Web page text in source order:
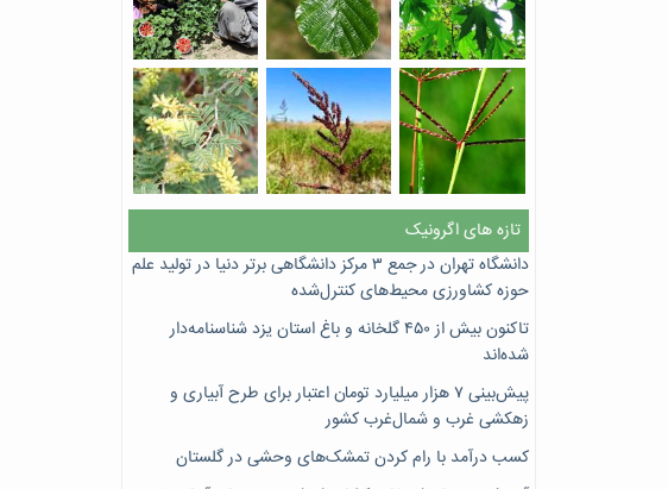
تازه های اگرونیک
دانشگاه تهران در جمع ۳ مرکز دانشگاهی برتر دنیا در تولید علم
حوزه کشاورزی محیط‌های کنترل‌شده
تاکنون بیش از ۴۵۰ گلخانه و باغ استان یزد شناسنامه‌دار
شده‌اند
پیش‌بینی ۷‌ هزار میلیارد تومان اعتبار برای طرح آبیاری و
زهکشی غرب و شمال‌غرب کشور
کسب درآمد با رام کردن تمشک‌های وحشی در گلستان